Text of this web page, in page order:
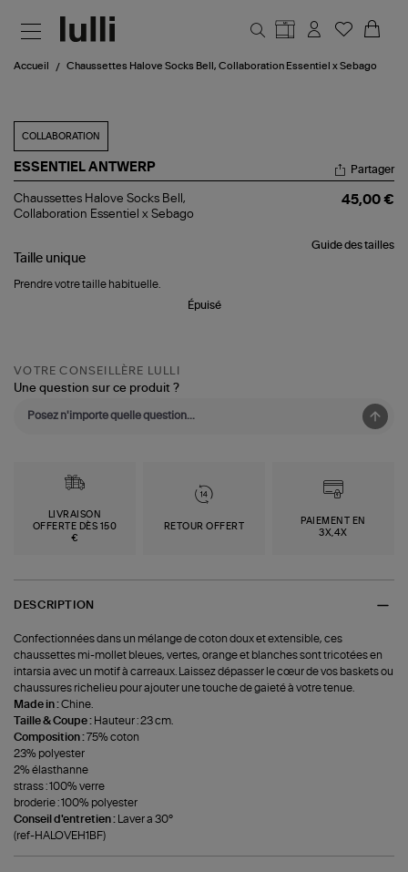
Accueil Chaussettes Halove Socks Bell, Collaboration Essentiel x Sebago
COLLABORATION
ESSENTIEL ANTWERP
Chaussettes
Halove
Collaboration
Essentiel
x
Partager
Chaussettes Halove Socks Bell,
Collaboration Essentiel x Sebago
45,00 €
Guide des tailles
Taille unique
Prendre votre taille habituelle.
Épuisé
VOTRE CONSEILLÈRE LULLI
Une question sur ce produit ?
LIVRAISON
OFFERTE DÈS 150
€
RETOUR OFFERT
PAIEMENT EN
3X,4X
DESCRIPTION
Confectionnées dans un mélange de coton doux et extensible, ces
chaussettes mi-mollet bleues, vertes, orange et blanches sont tricotées en
intarsia avec un motif à carreaux. Laissez dépasser le cœur de vos baskets ou
chaussures richelieu pour ajouter une touche de gaieté à votre tenue.
Made in :Chine.
Taille & Coupe : Hauteur : 23 cm.
Composition :75% coton
23% polyester
2% élasthanne
strass : 100% verre
broderie : 100% polyester
Conseil d'entretien :
Laver a 30°
(ref-HALOVEH1BF)